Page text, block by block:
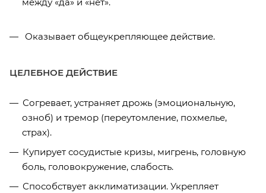
Оказывает общеукрепляющее действие.
ЦЕЛЕБНОЕ ДЕЙСТВИЕ
Согревает, устраняет дрожь (эмоциональную,
озноб) и тремор (переутомление, похмелье,
страх).
Купирует сосудистые кризы, мигрень, головную
боль, головокружение, слабость.
Способствует акклиматизации. Укрепляет